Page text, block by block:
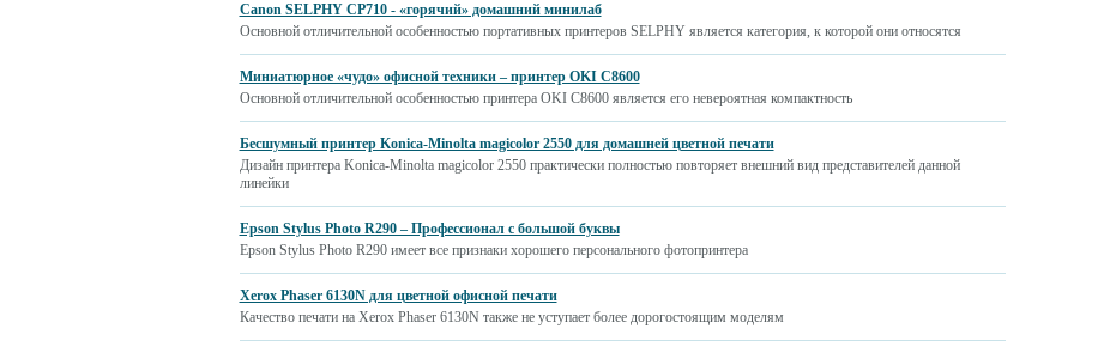
Canon SELPHY CP710 - «горячий» домашний минилаб
Основной отличительной особенностью портативных принтеров SELPHY является категория, к которой они относятся
Миниатюрное «чудо» офисной техники – принтер OKI C8600
Основной отличительной особенностью принтера OKI C8600 является его невероятная компактность
Бесшумный принтер Konica-Minolta magicolor 2550 для домашней цветной печати
Дизайн принтера Konica-Minolta magicolor 2550 практически полностью повторяет внешний вид представителей данной
линейки
Epson Stylus Photo R290 – Профессионал с большой буквы
Epson Stylus Photo R290 имеет все признаки хорошего персонального фотопринтера
Xerox Phaser 6130N для цветной офисной печати
Качество печати на Xerox Phaser 6130N также не уступает более дорогостоящим моделям